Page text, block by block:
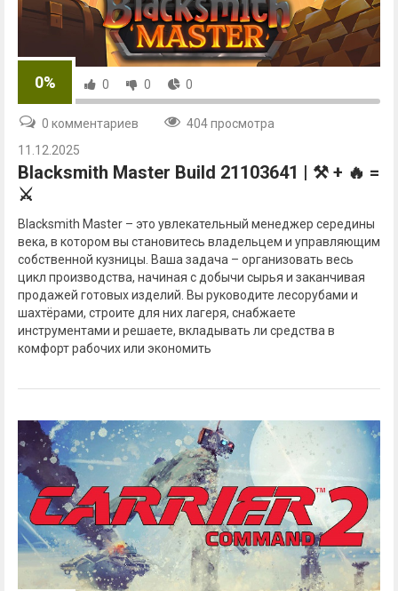
0% 0 0 0
0 комментариев
404 просмотра
11.12.2025
Blacksmith Master Build 21103641 | ⚒️ + 🔥 =
⚔️
Blacksmith Master – это увлекательный менеджер середины
века, в котором вы становитесь владельцем и управляющим
собственной кузницы. Ваша задача – организовать весь
цикл производства, начиная с добычи сырья и заканчивая
продажей готовых изделий. Вы руководите лесорубами и
шахтёрами, строите для них лагеря, снабжаете
инструментами и решаете, вкладывать ли средства в
комфорт рабочих или экономить